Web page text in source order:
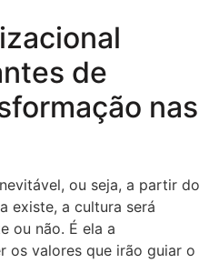
de
nas
ou seja, a partir do
existe, a cultura será
ou não. É ela a
os valores que irão guiar o